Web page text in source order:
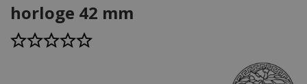
horloge 42 mm